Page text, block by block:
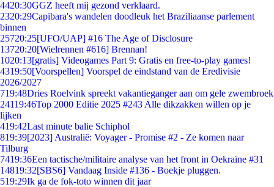
4420:30GGZ heeft mij gezond verklaard.
2320:29Capibara's wandelen doodleuk het Braziliaanse parlement
binnen
25720:25[UFO/UAP] #16 The Age of Disclosure
13720:20[Wielrennen #616] Brennan!
1020:13[gratis] Videogames Part 9: Gratis en free-to-play games!
4319:50[Voorspellen] Voorspel de eindstand van de Eredivisie
2026/2027
719:48Dries Roelvink spreekt vakantieganger aan om gele zwembroek
24119:46Top 2000 Editie 2025 #243 Alle dikzakken willen op je
lijken
419:42Last minute balie Schiphol
819:39[2023] Australië: Voyager - Promise #2 - Ze komen naar
Tilburg
7419:36Een tactische/militaire analyse van het front in Oekraïne #31
14819:32[SBS6] Vandaag Inside #136 - Boekje pluggen.
519:29Ik ga de fok-toto winnen dit jaar